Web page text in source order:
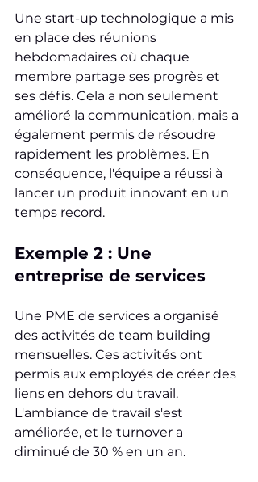
Une start-up technologique a mis
en place des réunions
hebdomadaires où chaque
membre partage ses progrès et
ses défis. Cela a non seulement
amélioré la communication, mais a
également permis de résoudre
rapidement les problèmes. En
conséquence, l'équipe a réussi à
lancer un produit innovant en un
temps record.
Exemple 2 : Une
entreprise de services
Une PME de services a organisé
des activités de team building
mensuelles. Ces activités ont
permis aux employés de créer des
liens en dehors du travail.
L'ambiance de travail s'est
améliorée, et le turnover a
diminué de 30 % en un an.